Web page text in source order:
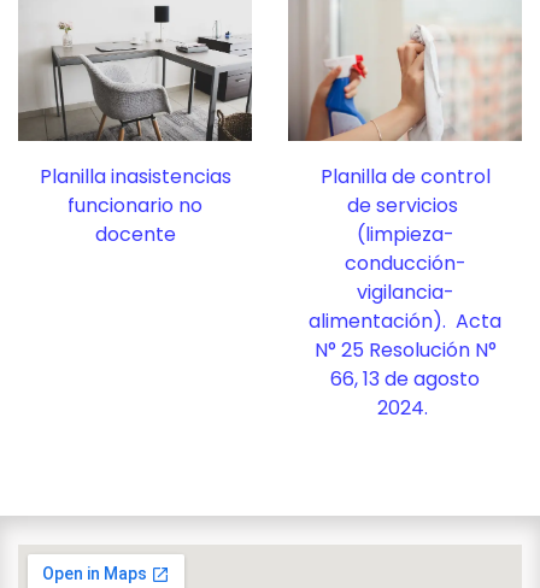
Planilla inasistencias
funcionario no
docente
Planilla de control
de servicios
(limpieza-
conducción-
vigilancia-
alimentación). Acta
N° 25 Resolución N°
66, 13 de agosto
2024.